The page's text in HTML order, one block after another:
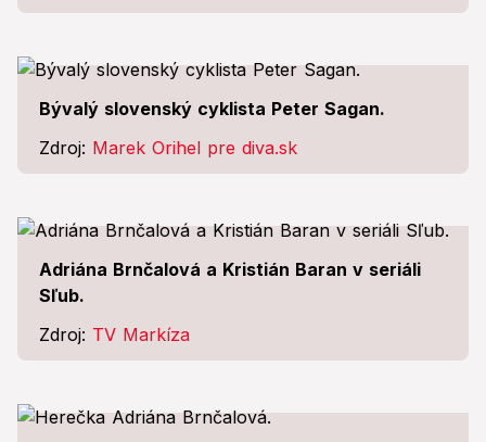
Bývalý slovenský cyklista Peter Sagan.
Zdroj: Marek Orihel pre diva.sk
Adriána Brnčalová a Kristián Baran v seriáli
Sľub.
Zdroj: TV Markíza